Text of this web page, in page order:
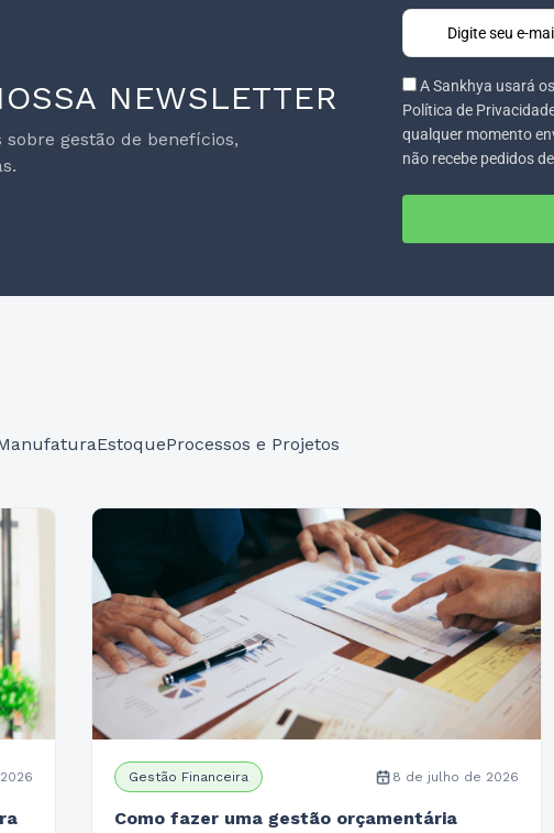
NEWSLETTER
sobre gestão de benefícios,
A Sankhya usará
Política de
qualquer momento
não recebe pedidos
EstoqueProcessos e Projetos
Gestão Financeira 8 de julho de 2026
Como fazer uma gestão orçamentária